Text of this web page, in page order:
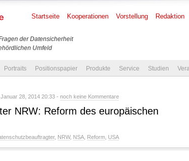
der Datensicherheit
Umfeld
Startseite Kooperationen Vorstellung Redaktion
Portraits Positionspapier Produkte Service Studien
28, 2014 20:33 - noch keine Kommentare
NRW: Reform des europäischen
, NRW, NSA Reform USA